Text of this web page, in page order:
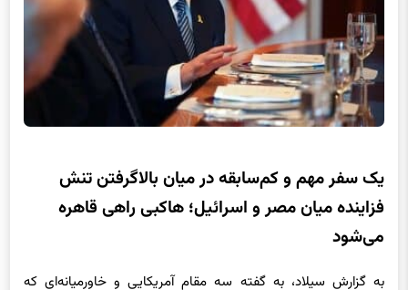
یک سفر مهم و کم‌سابقه در میان بالاگرفتن تنش
فزاینده میان مصر و اسرائیل؛ هاکبی راهی قاهره
می‌شود
به گزارش سیلاد، به گفته سه مقام آمریکایی و خاورمیانه‌ای که